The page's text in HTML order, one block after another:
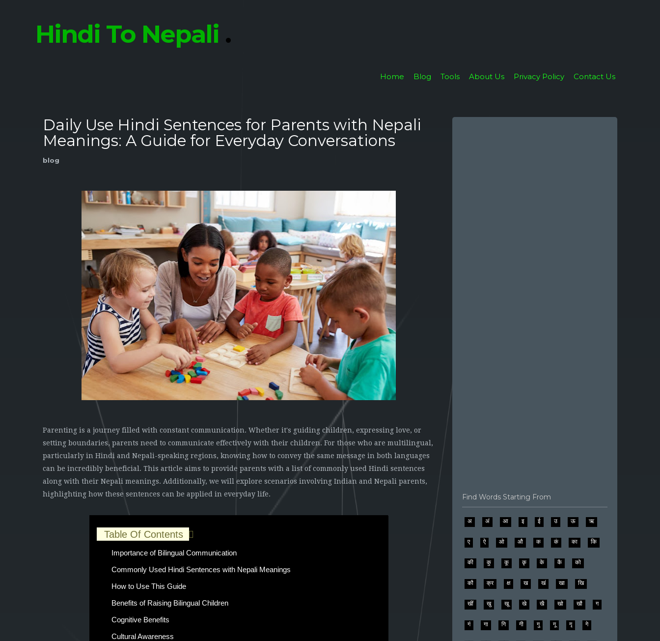
Hindi To Nepali .
Home Blog Tools About Us Privacy Policy Contact Us
Daily Use Hindi Sentences for Parents with Nepali
Meanings: A Guide for Everyday Conversations
blog
Parenting is a journey filled with constant communication. Whether it's guiding children, expressing love, or
setting boundaries, parents need to communicate effectively with their children. For those who are multilingual,
particularly in Hindi and Nepali-speaking regions, knowing how to convey the same message in both languages
can be incredibly beneficial. This article aims to provide parents with a list of commonly used Hindi sentences
along with their Nepali meanings. Additionally, we will explore scenarios involving Indian and Nepali parents,
highlighting how these sentences can be applied in everyday life.
Table Of Contents
Importance of Bilingual Communication
Commonly Used Hindi Sentences with Nepali Meanings
How to Use This Guide
Benefits of Raising Bilingual Children
Cognitive Benefits
Cultural Awareness
Find Words Starting From
अ अं आ इ ई उ ऊ ऋ
ए ऐ ओ औ क कं का कि
की कु कू कृ के कै को
कौ क्र क्ष ख खं खा खि
खीं खु खू खे खै खो खौ ग
गं गा गि गी गु गू गृ गे